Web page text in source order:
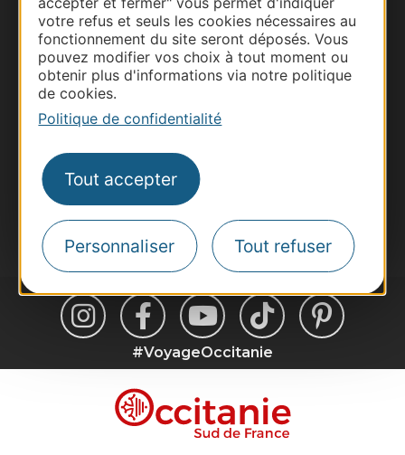
votre refus et seuls les cookies nécessaires au
fonctionnement du site seront déposés. Vous
pouvez modifier vos choix à tout moment ou
obtenir plus d'informations via notre politique
de cookies.
Politique de confidentialité
Tout accepter
Personnaliser Tout refuser
Business/Mice
Pros d'Occitanie
Site presse et d'influence
Voyagistes
Destination Sport
Inscrivez-vous à la lettre d'information
Destination Occitanie pour recevoir des
suggestions de séjours, de visites et de sorties.
Je m'abonne
#VoyageOccitanie